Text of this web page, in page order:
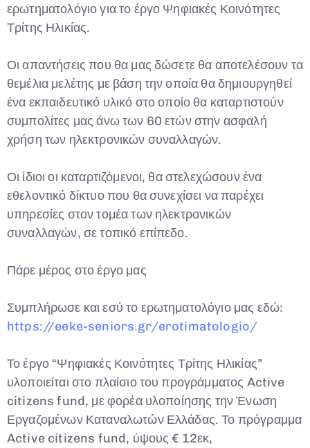
ερωτηματολόγιο για το έργο Ψηφιακές Κοινότητες
Τρίτης Ηλικίας.
Οι απαντήσεις που θα μας δώσετε θα αποτελέσουν τα
θεμέλια μελέτης με βάση την οποία θα δημιουργηθεί
ένα εκπαιδευτικό υλικό στο οποίο θα καταρτιστούν
συμπολίτες μας άνω των 60 ετών στην ασφαλή
χρήση των ηλεκτρονικών συναλλαγών.
Οι ίδιοι οι καταρτιζόμενοι, θα στελεχώσουν ένα
εθελοντικό δίκτυο που θα συνεχίσει να παρέχει
υπηρεσίες στον τομέα των ηλεκτρονικών
συναλλαγών, σε τοπικό επίπεδο.
Πάρε μέρος στο έργο μας
Συμπλήρωσε και εσύ το ερωτηματολόγιο μας εδώ:
https://eeke-seniors.gr/erotimatologio/
Το έργο “Ψηφιακές Κοινότητες Τρίτης Ηλικίας”
υλοποιείται στο πλαίσιο του προγράμματος Active
citizens fund, με φορέα υλοποίησης την Ένωση
Εργαζομένων Καταναλωτών Ελλάδας. Το πρόγραμμα
Active citizens fund, ύψους € 12εκ,